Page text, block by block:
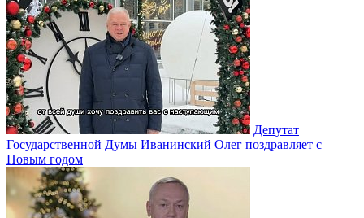
Депутат
Государственной Думы Иванинский Олег поздравляет с
Новым годом